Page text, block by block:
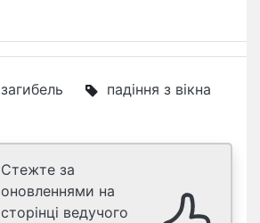
загибель падіння з вікна
Стежте за
оновленнями на
сторінці ведучого